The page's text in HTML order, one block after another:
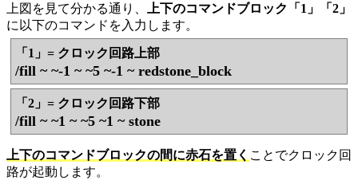
上図を見て分かる通り、
上下のコマンドブロック「1」「2」
に以下のコマンドを入力します。
「1」= クロック回路上部
/fill ~ ~-1 ~ ~5 ~-1 ~ redstone_block
「2」= クロック回路下部
/fill ~ ~1 ~ ~5 ~1 ~ stone
上下のコマンドブロックの間に赤石を置く ことでクロック回
路が起動します。